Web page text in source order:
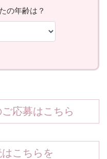
応募はこちら
こちらを